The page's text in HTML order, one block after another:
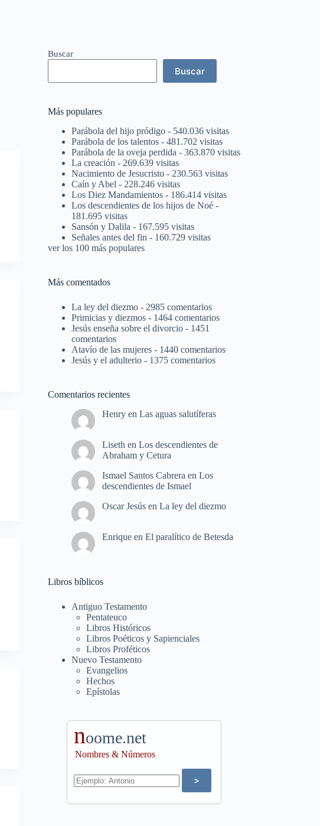
Buscar
Buscar
Más populares
Parábola del hijo pródigo - 540.036 visitas
Parábola de los talentos - 481.702 visitas
Parábola de la oveja perdida - 363.870 visitas
La creación - 269.639 visitas
Nacimiento de Jesucristo - 230.563 visitas
Caín y Abel - 228.246 visitas
Los Diez Mandamientos - 186.414 visitas
Los descendientes de los hijos de Noé -
181.695 visitas
Sansón y Dalila - 167.595 visitas
Señales antes del fin - 160.729 visitas
ver los 100 más populares
Más comentados
La ley del diezmo - 2985 comentarios
Primicias y diezmos - 1464 comentarios
Jesús enseña sobre el divorcio - 1451
comentarios
Atavío de las mujeres - 1440 comentarios
Jesús y el adulterio - 1375 comentarios
Comentarios recientes
Henry enLas aguas salutíferas
Liseth enLos descendientes de
Abraham y Cetura
Ismael Santos Cabrera enLos
descendientes de Ismael
Oscar Jesús enLa ley del diezmo
Enrique enEl paralítico de Betesda
Libros bíblicos
Antiguo Testamento
Pentateuco
Libros Históricos
Libros Poéticos y Sapienciales
Libros Proféticos
Nuevo Testamento
Evangelios
Hechos
Epístolas
noome.net
Nombres & Números